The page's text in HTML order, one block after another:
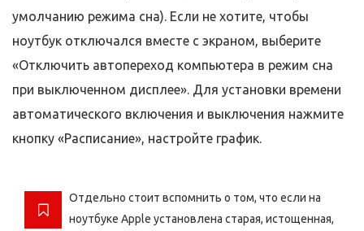
умолчанию режима сна). Если не хотите, чтобы
ноутбук отключался вместе с экраном, выберите
«Отключить автопереход компьютера в режим сна
при выключенном дисплее». Для установки времени
автоматического включения и выключения нажмите
кнопку «Расписание», настройте график.
Отдельно стоит вспомнить о том, что если на
ноутбуке Apple установлена старая, истощенная,